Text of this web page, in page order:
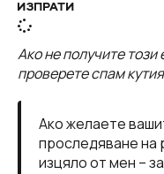
ИЗПРАТИ
Ако не получите
проверете спам
Ако желаете
проследяване на
изцяло от мен –